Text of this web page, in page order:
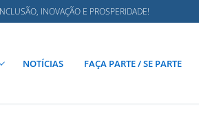
INOVAÇÃO E PROSPERIDADE!
NOTÍCIAS FAÇA PARTE / SE PARTE